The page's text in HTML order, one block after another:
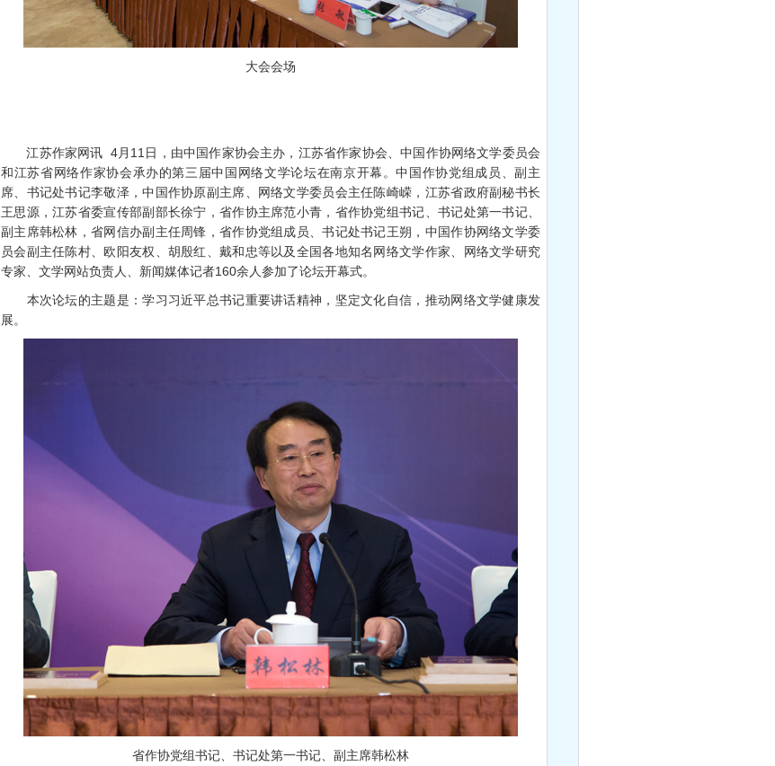
大会会场
江苏作家网讯 4月11日，由中国作家协会主办，江苏省作家协会、中国作协网络文学委员会
和江苏省网络作家协会承办的第三届中国网络文学论坛在南京开幕。中国作协党组成员、副主
席、书记处书记李敬泽，中国作协原副主席、网络文学委员会主任陈崎嵘，江苏省政府副秘书长
王思源，江苏省委宣传部副部长徐宁，省作协主席范小青，省作协党组书记、书记处第一书记、
副主席韩松林，省网信办副主任周锋，省作协党组成员、书记处书记王朔，中国作协网络文学委
员会副主任陈村、欧阳友权、胡殷红、戴和忠等以及全国各地知名网络文学作家、网络文学研究
专家、文学网站负责人、新闻媒体记者160余人参加了论坛开幕式。
本次论坛的主题是：学习习近平总书记重要讲话精神，坚定文化自信，推动网络文学健康发
展。
省作协党组书记、书记处第一书记、副主席韩松林